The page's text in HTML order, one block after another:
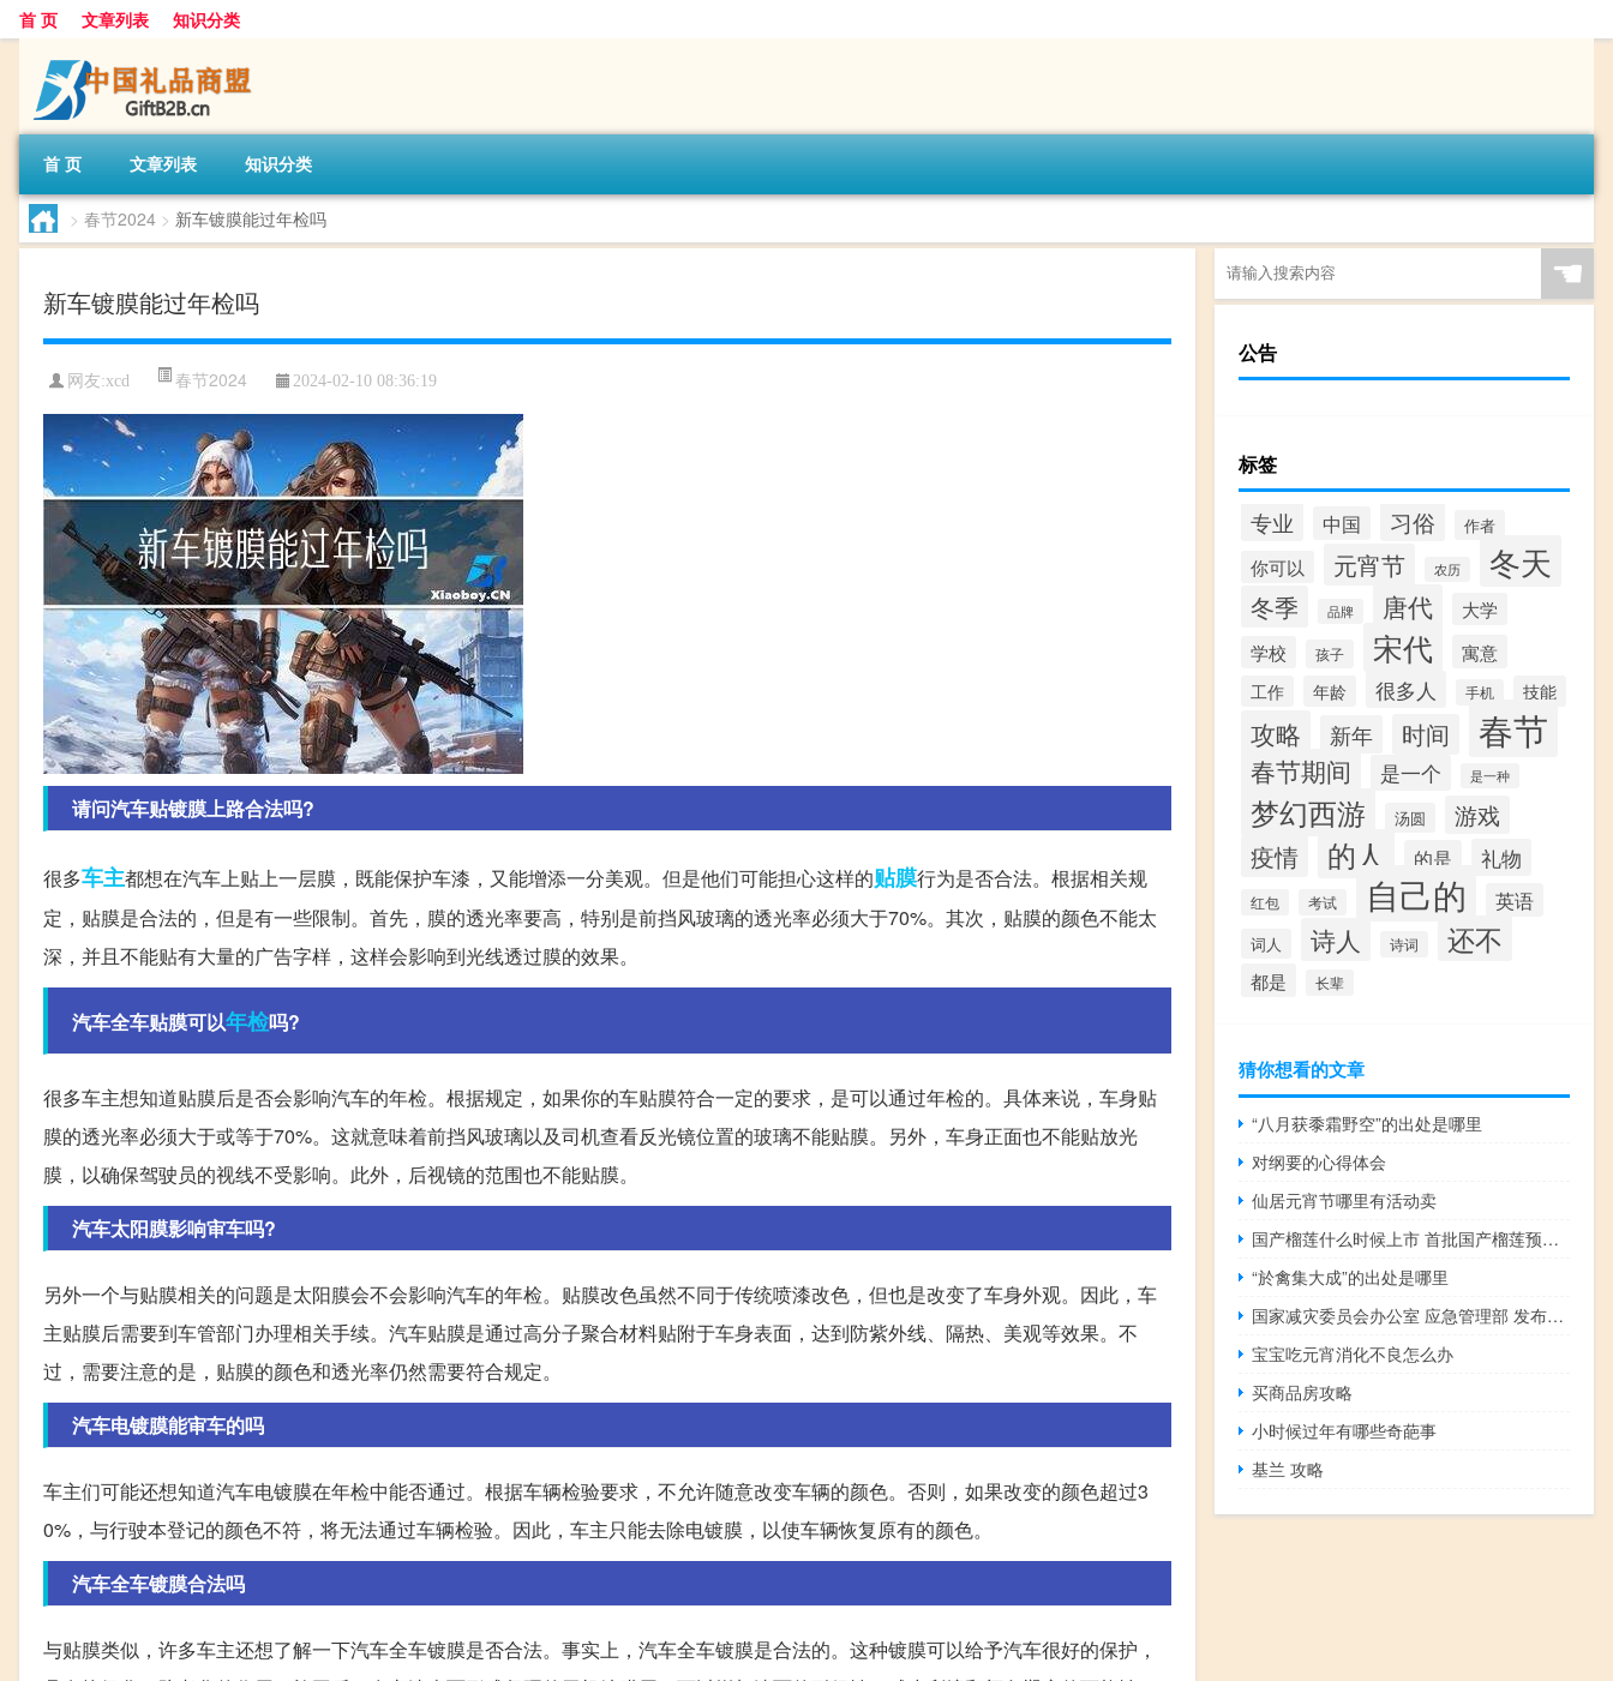
首 页 文章列表 知识分类
首 页 文章列表 知识分类
> 春节2024 > 新车镀膜能过年检吗
新车镀膜能过年检吗
网友:xcd 春节2024 2024-02-10 08:36:19
请问汽车贴镀膜上路合法吗?
很多车主都想在汽车上贴上一层膜，既能保护车漆，又能增添一分美观。但是他们可能担心这样的贴膜行为是否合法。根据相关规
定，贴膜是合法的，但是有一些限制。首先，膜的透光率要高，特别是前挡风玻璃的透光率必须大于70%。其次，贴膜的颜色不能太
深，并且不能贴有大量的广告字样，这样会影响到光线透过膜的效果。
汽车全车贴膜可以年检吗?
很多车主想知道贴膜后是否会影响汽车的年检。根据规定，如果你的车贴膜符合一定的要求，是可以通过年检的。具体来说，车身贴
膜的透光率必须大于或等于70%。这就意味着前挡风玻璃以及司机查看反光镜位置的玻璃不能贴膜。另外，车身正面也不能贴放光
膜，以确保驾驶员的视线不受影响。此外，后视镜的范围也不能贴膜。
汽车太阳膜影响审车吗?
另外一个与贴膜相关的问题是太阳膜会不会影响汽车的年检。贴膜改色虽然不同于传统喷漆改色，但也是改变了车身外观。因此，车
主贴膜后需要到车管部门办理相关手续。汽车贴膜是通过高分子聚合材料贴附于车身表面，达到防紫外线、隔热、美观等效果。不
过，需要注意的是，贴膜的颜色和透光率仍然需要符合规定。
汽车电镀膜能审车的吗
车主们可能还想知道汽车电镀膜在年检中能否通过。根据车辆检验要求，不允许随意改变车辆的颜色。否则，如果改变的颜色超过3
0%，与行驶本登记的颜色不符，将无法通过车辆检验。因此，车主只能去除电镀膜，以使车辆恢复原有的颜色。
汽车全车镀膜合法吗
与贴膜类似，许多车主还想了解一下汽车全车镀膜是否合法。事实上，汽车全车镀膜是合法的。这种镀膜可以给予汽车很好的保护，
☚
公告
标签
专业 中国 习俗 作者
你可以 元宵节 农历 冬天
冬季 品牌 唐代
大学
学校
孩子 宋代 寓意
工作 年龄 很多人 手机 技能
攻略 新年 时间 春节
春节期间 是一个 是一种
梦幻西游 汤圆 游戏
疫情 的人 的是 礼物
红包 考试 自己的 英语
词人 诗人 诗词 还不
都是 长辈
猜你想看的文章
“八月获黍霜野空”的出处是哪里
对纲要的心得体会
仙居元宵节哪里有活动卖
国产榴莲什么时候上市 首批国产榴莲预计本月上市
“於禽集大成”的出处是哪里
国家减灾委员会办公室 应急管理部 发布10月份及国庆期间全国自然灾害风险形势 到底什么情况嘞
宝宝吃元宵消化不良怎么办
买商品房攻略
小时候过年有哪些奇葩事
基兰 攻略